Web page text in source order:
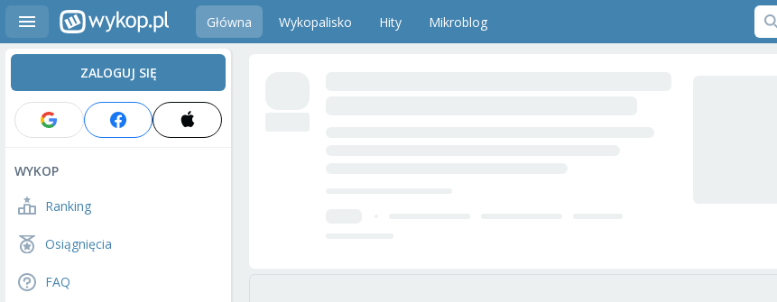
Główna Wykopalisko Hity Mikroblog
ZALOGUJ SIĘ
WYKOP
Ranking
Osiągnięcia
FAQ